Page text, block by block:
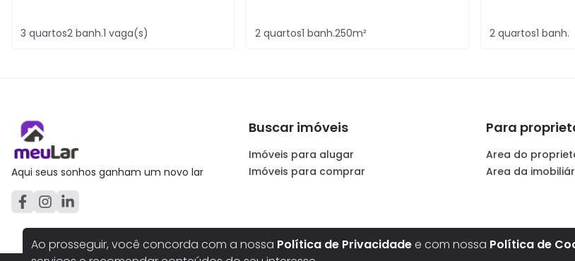
Ao prosseguir, você concorda com a nossa Política de Privacidadee com nossa Política de
3 quartos2 banh.1 vaga(s) 2 quartos1 banh.250m² 2 quartos1 banh.
Aqui seus sonhos ganham um novo lar
Buscar imóveis
Imóveis para alugar
Imóveis para comprar
Para
Area do
Area da